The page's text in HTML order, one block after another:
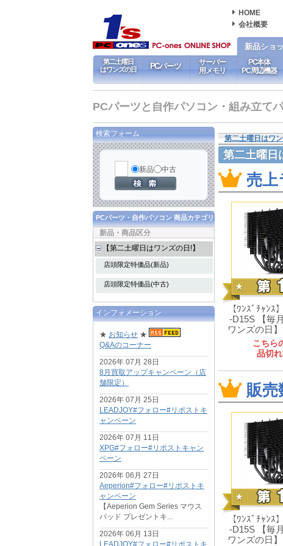
HOME
会社概要
新品ショ
第二土曜日
はワンズの日
PCパーツ
サーバー
用メモリ
PC本体
PC周辺機器
PCパーツと自作パソコン・組み立て
第二土曜日はワ
第二土曜日
売
【ﾜﾝｽﾞﾁｬﾝｽ
-D15S 【毎
ワンズの日
ス！ご
こちら
品切
販売
【ﾜﾝｽﾞﾁｬﾝｽ
-D15S 【毎
ワンズの日
検索フォーム
新品 中古
PCパーツ・自作パソコン 商品カテゴリ
新品・商品区分
【第二土曜日はワンズの日!】
店頭限定特価品(新品)
店頭限定特価品(中古)
インフォメーション
★ お知らせ ★
Q&Aのコーナー
2026年 07月 28日
8月買取アップキャンペーン（店
舗限定）
2026年 07月 25日
LEADJOY#フォロー#リポストキ
ャンペーン
2026年 07月 11日
XPG#フォロー#リポストキャン
ペーン
2026年 06月 27日
Aeperion#フォロー#リポストキ
ャンペーン
【Aeperion Gem Series マウス
パッド プレゼントキ...
2026年 06月 13日
LEADJOY#フォロー#リポストキ